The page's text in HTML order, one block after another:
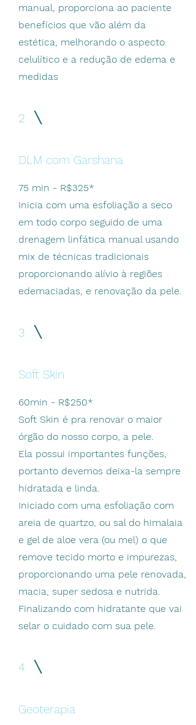
manual, proporciona ao paciente
benefícios que vão além da
estética, melhorando o aspecto
celulítico e a redução de edema e
medidas
2
DLM com Garshana
75 min - R$325*
Inicia com uma esfoliação a seco
em todo corpo seguido de uma
drenagem linfática manual usando
mix de técnicas tradicionais
proporcionando alívio à regiões
edemaciadas, e renovação da pele.
3
Soft Skin
60min - R$250*
Soft Skin é pra renovar o maior
órgão do nosso corpo, a pele.
Ela possui importantes funções,
portanto devemos deixa-la sempre
hidratada e linda.
Iniciado com uma esfoliação com
areia de quartzo, ou sal do himalaia
e gel de aloe vera (ou mel) o que
remove tecido morto e impurezas,
proporcionando uma pele renovada,
macia, super sedosa e nutrida.
Finalizando com hidratante que vai
selar o cuidado com sua pele.
4
Geoterapia